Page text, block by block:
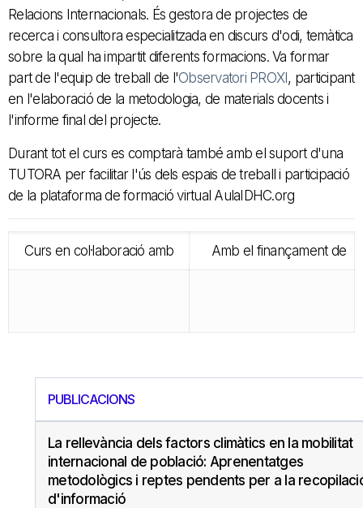
Relacions Internacionals. És gestora de projectes de
recerca i consultora especialitzada en discurs d'odi, temàtica
sobre la qual ha impartit diferents formacions. Va formar
part de l'equip de treball de l'Observatori PROXI, participant
en l'elaboració de la metodologia, de materials docents i
l'informe final del projecte.
Durant tot el curs es comptarà també amb el suport d'una
TUTORA per facilitar l'ús dels espais de treball i participació
de la plataforma de formació virtual AulaIDHC.org
Curs en col·laboració amb Amb el finançament de
PUBLICACIONS
La rellevància dels factors climàtics en la mobilitat
internacional de població: Aprenentatges
metodològics i reptes pendents per a la
d'informació